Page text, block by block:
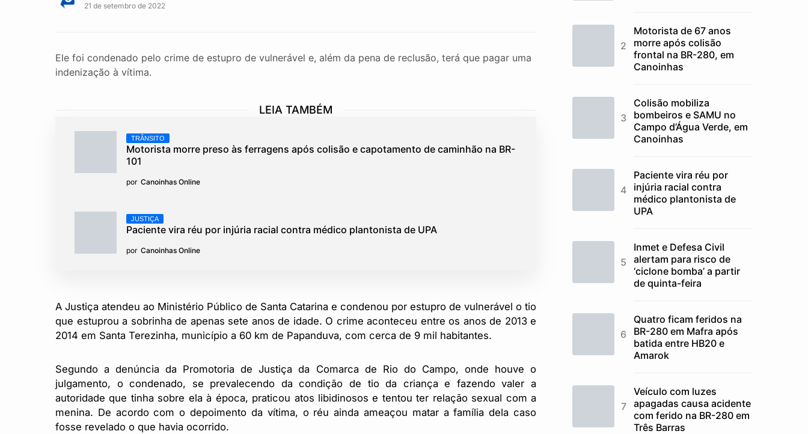
21 de setembro de 2022
Ele foi condenado pelo crime de estupro de vulnerável e, além da pena de reclusão, terá que pagar uma
indenização à vítima.
LEIA TAMBÉM
TRÂNSITO
Motorista morre preso às ferragens após colisão e capotamento de caminhão na BR-
101
por Canoinhas Online
JUSTIÇA
Paciente vira réu por injúria racial contra médico plantonista de UPA
por Canoinhas Online
A Justiça atendeu ao Ministério Público de Santa Catarina e condenou por estupro de vulnerável o tio
que estuprou a sobrinha de apenas sete anos de idade. O crime aconteceu entre os anos de 2013 e
2014 em Santa Terezinha, município a 60 km de Papanduva, com cerca de 9 mil habitantes.
Segundo a denúncia da Promotoria de Justiça da Comarca de Rio do Campo, onde houve o
julgamento, o condenado, se prevalecendo da condição de tio da criança e fazendo valer a
autoridade que tinha sobre ela à época, praticou atos libidinosos e tentou ter relação sexual com a
menina. De acordo com o depoimento da vítima, o réu ainda ameaçou matar a família dela caso
fosse revelado o que havia ocorrido.
Motorista de 67 anos
morre após colisão
frontal na BR-280, em
Canoinhas
Colisão mobiliza
bombeiros e SAMU no
Campo d’Água Verde, em
Canoinhas
Paciente vira réu por
injúria racial contra
médico plantonista de
UPA
Inmet e Defesa Civil
alertam para risco de
‘ciclone bomba’ a partir
de quinta-feira
Quatro ficam feridos na
BR-280 em Mafra após
batida entre HB20 e
Amarok
Veículo com luzes
apagadas causa acidente
com ferido na BR-280 em
Três Barras